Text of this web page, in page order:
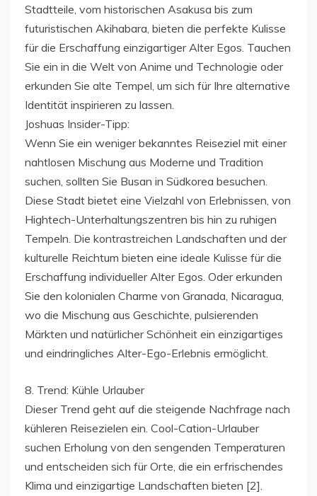
Stadtteile, vom historischen Asakusa bis zum
futuristischen Akihabara, bieten die perfekte Kulisse
für die Erschaffung einzigartiger Alter Egos. Tauchen
Sie ein in die Welt von Anime und Technologie oder
erkunden Sie alte Tempel, um sich für Ihre alternative
Identität inspirieren zu lassen.
Joshuas Insider-Tipp:
Wenn Sie ein weniger bekanntes Reiseziel mit einer
nahtlosen Mischung aus Moderne und Tradition
suchen, sollten Sie Busan in Südkorea besuchen.
Diese Stadt bietet eine Vielzahl von Erlebnissen, von
Hightech-Unterhaltungszentren bis hin zu ruhigen
Tempeln. Die kontrastreichen Landschaften und der
kulturelle Reichtum bieten eine ideale Kulisse für die
Erschaffung individueller Alter Egos. Oder erkunden
Sie den kolonialen Charme von Granada, Nicaragua,
wo die Mischung aus Geschichte, pulsierenden
Märkten und natürlicher Schönheit ein einzigartiges
und eindringliches Alter-Ego-Erlebnis ermöglicht.
8. Trend: Kühle Urlauber
Dieser Trend geht auf die steigende Nachfrage nach
kühleren Reisezielen ein. Cool-Cation-Urlauber
suchen Erholung von den sengenden Temperaturen
und entscheiden sich für Orte, die ein erfrischendes
Klima und einzigartige Landschaften bieten [2].